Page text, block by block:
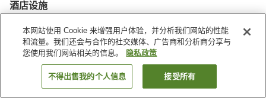
酒店设施
SPA/美容院
餐厅
日本 高知县 高知 土佐御苑酒店
搜索客房
本网站使用 Cookie 来增强用户体验，并分析我们网站的性能
和流量。我们还会与合作的社交媒体、广告商和分析商分享与
您使用我们网站相关的信息。
隐私政策
不得出售我的个人信息 接受所有